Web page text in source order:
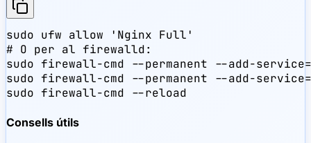
sudo ufw allow 'Nginx Full'
# O per al firewalld:
sudo firewall-cmd --permanent --add-
sudo firewall-cmd --permanent --add-
sudo firewall-cmd --reload
Consells útils